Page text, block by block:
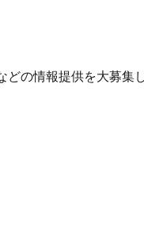
どの情報提供を大募集